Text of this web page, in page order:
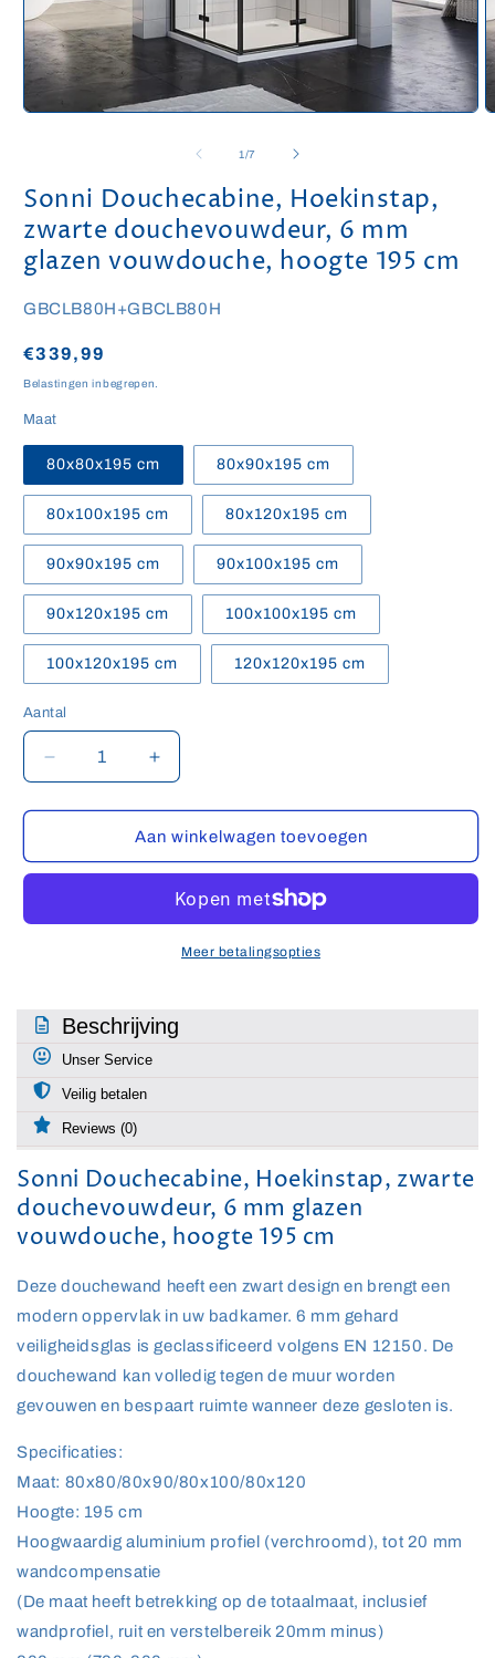
modaal
1/van
7
Sonni Douchecabine, Hoekinstap,
zwarte douchevouwdeur, 6 mm
glazen vouwdouche, hoogte 195 cm
SKU:
GBCLB80H+GBCLB80H
Normale
prijs
€339,99
Belastingen inbegrepen.
Maat
80x80x195 cm 80x90x195 cm
80x100x195 cm 80x120x195 cm
90x90x195 cm 90x100x195 cm
90x120x195 cm 100x100x195 cm
100x120x195 cm 120x120x195 cm
Aantal
Aantal
Aantal
verlagen
voor
Douchecabine,
douchevouwdeur,
vouwdouche,
hoogte
195
cm
Aantal
verhogen
voor
Sonni
Douchecabine,
zwarte
douchevouwdeur,
vouwdouche,
hoogte
Aan winkelwagen toevoegen
Meer betalingsopties
Beschrijving
Unser Service
Veilig betalen
Reviews (0)
Sonni Douchecabine, Hoekinstap, zwarte
douchevouwdeur, 6 mm glazen
vouwdouche, hoogte 195 cm
Deze douchewand heeft een zwart design en brengt een
modern oppervlak in uw badkamer. 6 mm gehard
veiligheidsglas is geclassificeerd volgens EN 12150. De
douchewand kan volledig tegen de muur worden
gevouwen en bespaart ruimte wanneer deze gesloten is.
Specificaties:
Maat: 80x80/80x90/80x100/80x120
Hoogte: 195 cm
Hoogwaardig aluminium profiel (verchroomd), tot 20 mm
wandcompensatie
(De maat heeft betrekking op de totaalmaat, inclusief
wandprofiel, ruit en verstelbereik 20mm minus)